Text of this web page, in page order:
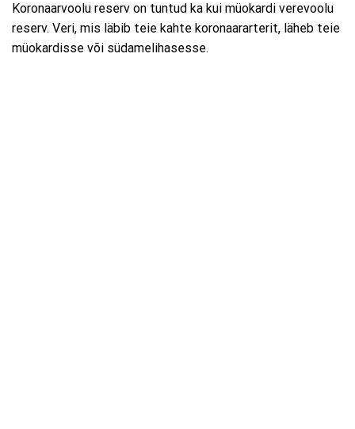
Koronaarvoolu reserv on tuntud ka kui müokardi verevoolu
reserv. Veri, mis läbib teie kahte koronaararterit, läheb teie
müokardisse või südamelihasesse.